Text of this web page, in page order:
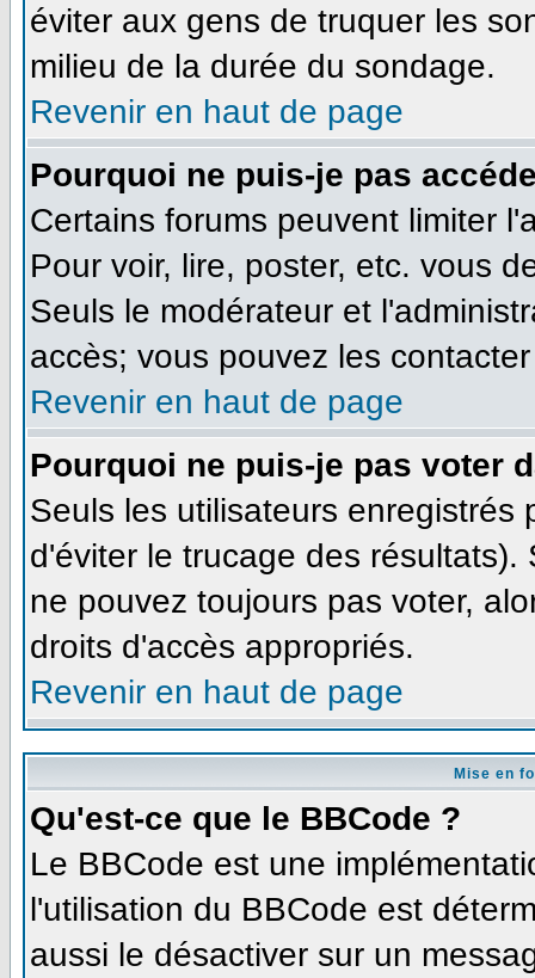
éviter aux gens de truquer les
milieu de la durée du sondage.
Revenir en haut de page
Pourquoi ne puis-je pas
Certains forums peuvent limiter
Pour voir, lire, poster, etc. vous
Seuls le modérateur et
accès; vous pouvez les
Revenir en haut de page
Pourquoi ne puis-je pas voter
Seuls les utilisateurs
d'éviter le trucage des
ne pouvez toujours pas voter,
droits d'accès appropriés.
Revenir en haut de page
Mise en
Qu'est-ce que le BBCode ?
Le BBCode est une
l'utilisation du BBCode est
aussi le désactiver sur un